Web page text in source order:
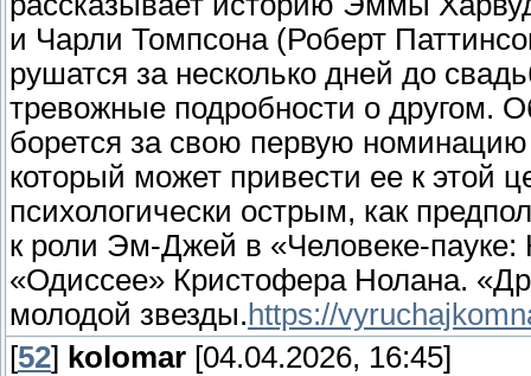
и Чарли Томпсона (Роберт
рушатся за несколько дней до
тревожные подробности о другом.
борется за свою первую номинацию
который может привести ее к этой
психологически острым, как
к роли Эм-Джей в «Человеке-
«Одиссее» Кристофера Нолана.
молодой звезды. https://
[52] kolomar [04.04.2026, 16:45]